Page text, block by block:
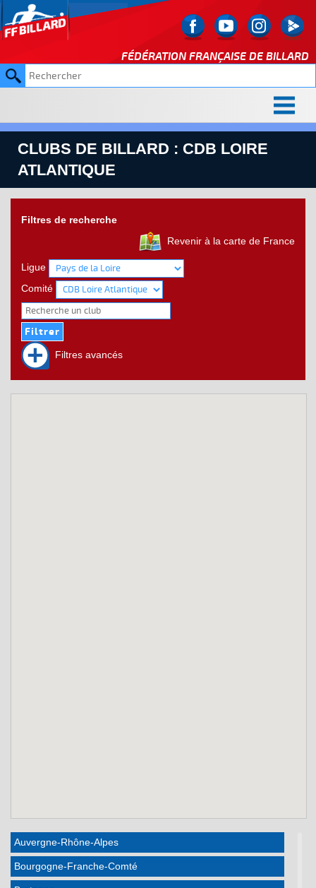
FÉDÉRATION FRANÇAISE DE BILLARD
CLUBS DE BILLARD : CDB LOIRE
ATLANTIQUE
Filtres de recherche
Revenir à la carte de France
Ligue
Comité
Filtres avancés
Auvergne-Rhône-Alpes
Bourgogne-Franche-Comté